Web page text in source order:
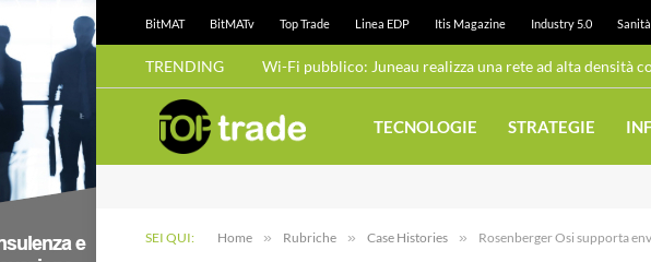
BitMAT BitMATv Top Trade Linea EDP Itis Magazine Industry 5.0
TRENDING
TECNOLOGIE STRATEGIE
SEI QUI: Home » Rubriche » Case Histories » Rosenberger Osi supporta